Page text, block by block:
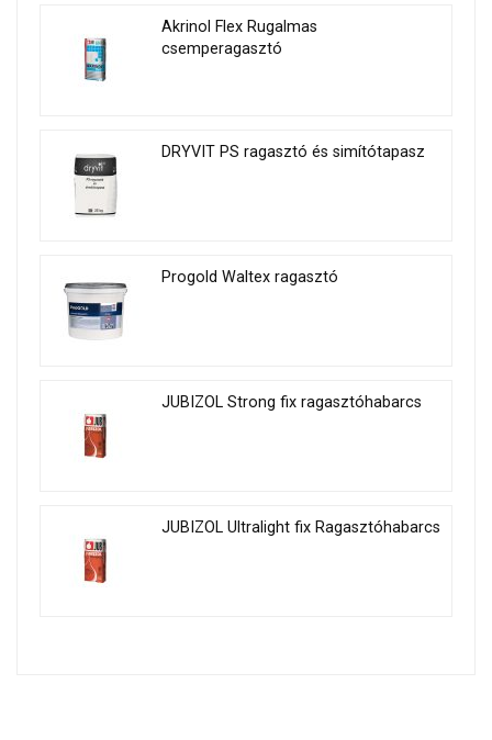
Akrinol Flex Rugalmas
csemperagasztó
DRYVIT PS ragasztó és simítótapasz
Progold Waltex ragasztó
JUBIZOL Strong fix ragasztóhabarcs
JUBIZOL Ultralight fix Ragasztóhabarcs